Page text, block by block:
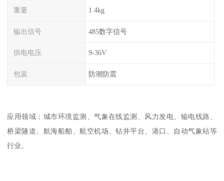
重量 1.4kg
输出信号 485数字信号
供电电压 9-36V
包装 防潮防震
应用领域：城市环境监测、气象在线监测、风力发电、输电线路、
桥梁隧道、航海船舶、航空机场、钻井平台、港口、自动气象站等
行业。